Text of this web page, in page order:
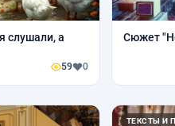
слушали, а
59 0
Сюжет
ТЕКСТЫ И